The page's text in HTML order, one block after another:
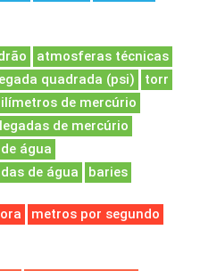
atmosferas técnicas
quadrada (psi)
torr
de mercúrio
de mercúrio
água
de água baries
metros por segundo